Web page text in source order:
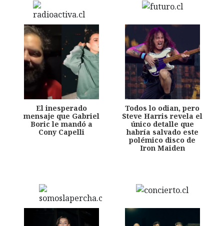
El inesperado
mensaje que Gabriel
Boric le mandó a
Cony Capelli
Todos lo odian, pero
Steve Harris revela el
único detalle que
habría salvado este
polémico disco de
Iron Maiden